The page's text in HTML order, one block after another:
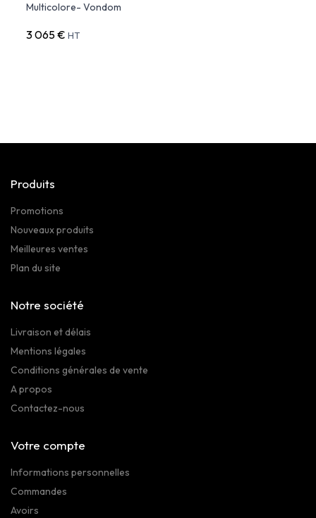
Multicolore- Vondom
3 065 € HT
Produits
Promotions
Nouveaux produits
Meilleures ventes
Plan du site
Notre société
Livraison et délais
Mentions légales
Conditions générales de vente
A propos
Contactez-nous
Votre compte
Informations personnelles
Commandes
Avoirs